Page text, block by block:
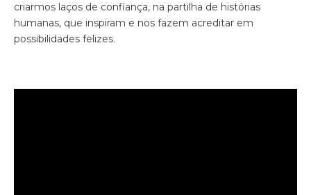
criarmos laços de confiança, na partilha de histórias
humanas, que inspiram e nos fazem acreditar em
possibilidades felizes.